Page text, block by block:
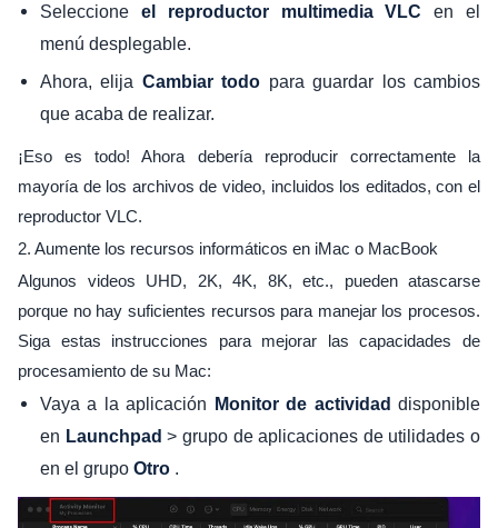
Seleccione el reproductor multimedia VLC
en el
menú desplegable.
Ahora, elija Cambiar todo para guardar los cambios
que acaba de realizar.
¡Eso es todo! Ahora debería reproducir correctamente la
mayoría de los archivos de video, incluidos los editados, con el
reproductor VLC.
2. Aumente los recursos informáticos en iMac o MacBook
Algunos videos UHD, 2K, 4K, 8K, etc., pueden atascarse
porque no hay suficientes recursos para manejar los procesos.
Siga estas instrucciones para mejorar las capacidades de
procesamiento de su Mac:
Vaya a la aplicación Monitor de actividad disponible
en Launchpad > grupo de aplicaciones de utilidades o
en el grupo Otro .